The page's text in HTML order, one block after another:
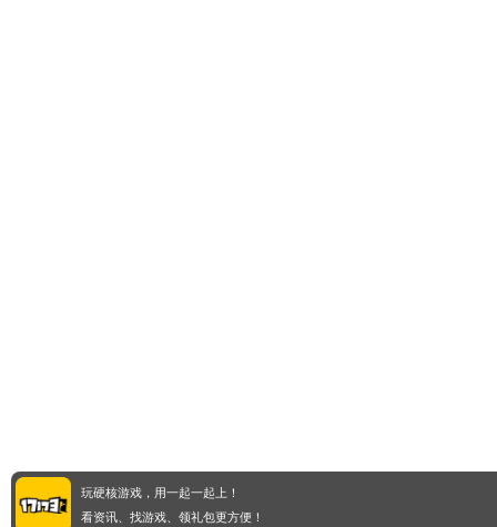
玩硬核游戏，用一起一起上！
看资讯、找游戏、领礼包更方便！